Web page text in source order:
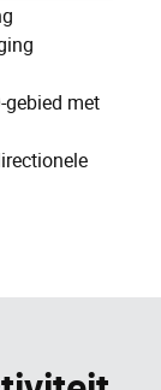
gebied met